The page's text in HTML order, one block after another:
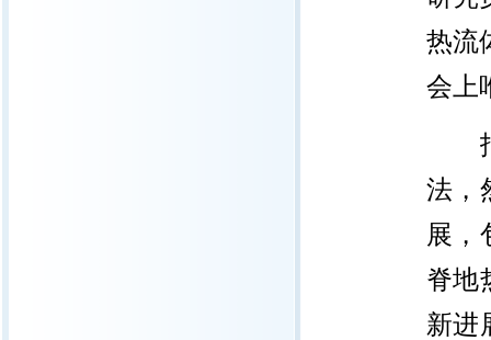
热流
会上
法，
展，
脊地
新进